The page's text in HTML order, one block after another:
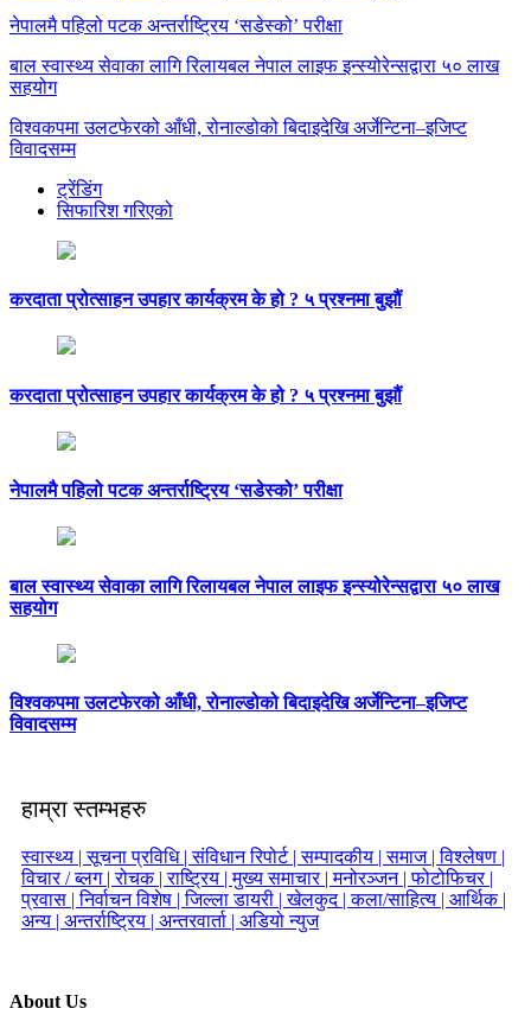
नेपालमै पहिलो पटक अन्तर्राष्ट्रिय ‘सडेस्को’ परीक्षा
बाल स्वास्थ्य सेवाका लागि रिलायबल नेपाल लाइफ इन्स्योरेन्सद्वारा ५० लाख
सहयोग
विश्वकपमा उलटफेरको आँधी, रोनाल्डोको बिदाइदेखि अर्जेन्टिना–इजिप्ट
विवादसम्म
ट्रेंडिंग
सिफारिश गरिएको
करदाता प्रोत्साहन उपहार कार्यक्रम के हो ? ५ प्रश्नमा बुझौं
करदाता प्रोत्साहन उपहार कार्यक्रम के हो ? ५ प्रश्नमा बुझौं
नेपालमै पहिलो पटक अन्तर्राष्ट्रिय ‘सडेस्को’ परीक्षा
बाल स्वास्थ्य सेवाका लागि रिलायबल नेपाल लाइफ इन्स्योरेन्सद्वारा ५० लाख
सहयोग
विश्वकपमा उलटफेरको आँधी, रोनाल्डोको बिदाइदेखि अर्जेन्टिना–इजिप्ट
विवादसम्म
हाम्रा स्तम्भहरु
स्वास्थ्य |सूचना प्रविधि |संविधान रिपोर्ट |सम्पादकीय |समाज |विश्लेषण |
विचार / ब्लग |रोचक |राष्ट्रिय |मुख्य समाचार |मनोरञ्जन |फोटोफिचर |
प्रवास |निर्वाचन विशेष |जिल्ला डायरी |खेलकुद |कला/साहित्य | आर्थिक |
अन्य | अन्तर्राष्ट्रिय | अन्तरवार्ता | अडियो न्युज
About Us